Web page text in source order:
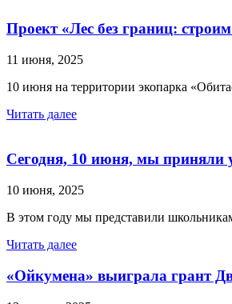
Проект «Лес без границ:
11 июня, 2025
10 июня на территории экопарка
Читать далее
Сегодня, 10 июня, мы приняли
10 июня, 2025
В этом году мы представили
Читать далее
«Ойкумена» выиграла грант